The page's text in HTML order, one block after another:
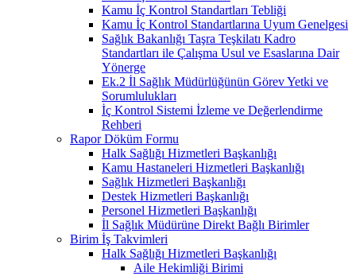
Kamu İç Kontrol Standartları Tebliği
Kamu İç Kontrol Standartlarına Uyum Genelgesi
Sağlık Bakanlığı Taşra Teşkilatı Kadro
Standartları ile Çalışma Usul ve Esaslarına Dair
Yönerge
Ek.2 İl Sağlık Müdürlüğünün Görev Yetki ve
Sorumlulukları
İç Kontrol Sistemi İzleme ve Değerlendirme
Rehberi
Rapor Döküm Formu
Halk Sağlığı Hizmetleri Başkanlığı
Kamu Hastaneleri Hizmetleri Başkanlığı
Sağlık Hizmetleri Başkanlığı
Destek Hizmetleri Başkanlığı
Personel Hizmetleri Başkanlığı
İl Sağlık Müdürüne Direkt Bağlı Birimler
Birim İş Takvimleri
Halk Sağlığı Hizmetleri Başkanlığı
Aile Hekimliği Birimi